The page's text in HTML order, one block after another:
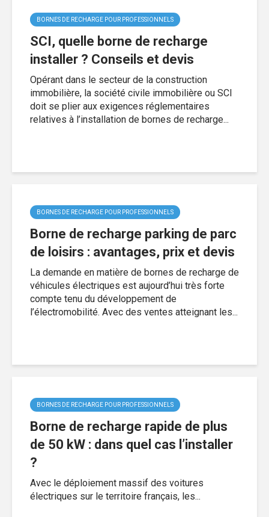
BORNES DE RECHARGE POUR PROFESSIONNELS
SCI, quelle borne de recharge
installer ? Conseils et devis
Opérant dans le secteur de la construction
immobilière, la société civile immobilière ou SCI
doit se plier aux exigences réglementaires
relatives à l’installation de bornes de recharge...
BORNES DE RECHARGE POUR PROFESSIONNELS
Borne de recharge parking de parc
de loisirs : avantages, prix et devis
La demande en matière de bornes de recharge de
véhicules électriques est aujourd’hui très forte
compte tenu du développement de
l’électromobilité. Avec des ventes atteignant les...
BORNES DE RECHARGE POUR PROFESSIONNELS
Borne de recharge rapide de plus
de 50 kW : dans quel cas l’installer
?
Avec le déploiement massif des voitures
électriques sur le territoire français, les...